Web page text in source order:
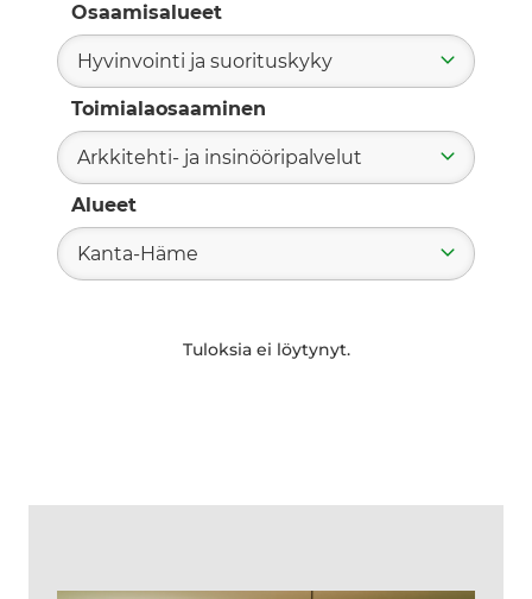
Osaamisalueet
Hyvinvointi ja suorituskyky
Toimialaosaaminen
Arkkitehti- ja insinööripalvelut
Alueet
Kanta-Häme
Tuloksia ei löytynyt.